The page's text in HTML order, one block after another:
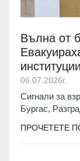
Вълна от
институции
06.07.2026г.
Сигнали за
Бургас,
ПРОЧЕТЕТЕ